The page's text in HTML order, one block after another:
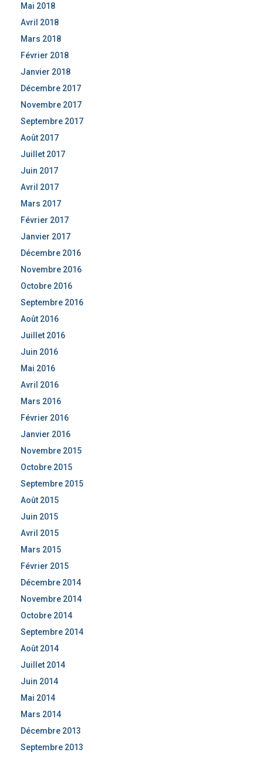
Mai 2018
Avril 2018
Mars 2018
Février 2018
Janvier 2018
Décembre 2017
Novembre 2017
Septembre 2017
Août 2017
Juillet 2017
Juin 2017
Avril 2017
Mars 2017
Février 2017
Janvier 2017
Décembre 2016
Novembre 2016
Octobre 2016
Septembre 2016
Août 2016
Juillet 2016
Juin 2016
Mai 2016
Avril 2016
Mars 2016
Février 2016
Janvier 2016
Novembre 2015
Octobre 2015
Septembre 2015
Août 2015
Juin 2015
Avril 2015
Mars 2015
Février 2015
Décembre 2014
Novembre 2014
Octobre 2014
Septembre 2014
Août 2014
Juillet 2014
Juin 2014
Mai 2014
Mars 2014
Décembre 2013
Septembre 2013